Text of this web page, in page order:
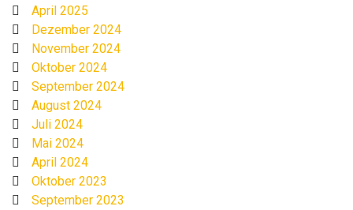
April 2025
Dezember 2024
November 2024
Oktober 2024
September 2024
August 2024
Juli 2024
Mai 2024
April 2024
Oktober 2023
September 2023